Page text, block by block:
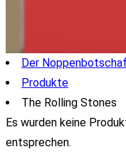
Der
Produkte
The Rolling Stones
Es wurden keine
entsprechen.